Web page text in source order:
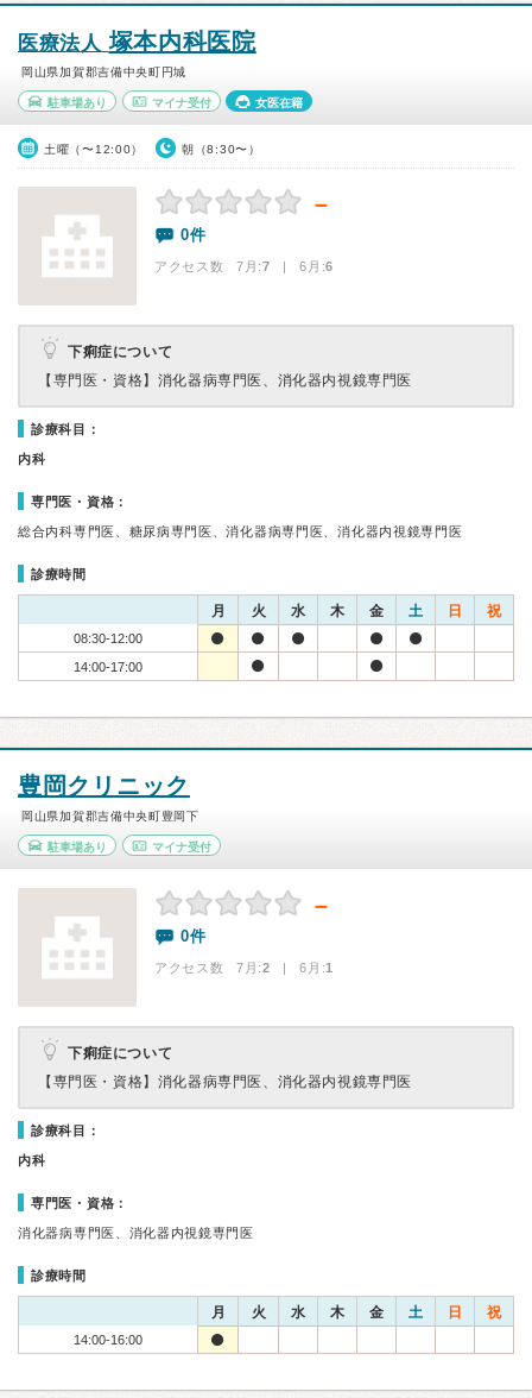
医療法人塚本内科医院
岡山県加賀郡吉備中央町円城
駐車場あり マイナ受付 女医在籍
土曜（〜12:00） 朝（8:30〜）
－
0件
アクセス数 7月:7 | 6月:6
下痢症について
【専門医・資格】 消化器病専門医、消化器内視鏡専門医
診療科目：
内科
専門医・資格：
総合内科専門医、糖尿病専門医、消化器病専門医、消化器内視鏡専門医
診療時間
月 火 水 木 金 土 日 祝
08:30-12:00
14:00-17:00
豊岡クリニック
岡山県加賀郡吉備中央町豊岡下
駐車場あり マイナ受付
－
0件
アクセス数 7月:2 | 6月:1
下痢症について
【専門医・資格】 消化器病専門医、消化器内視鏡専門医
診療科目：
内科
専門医・資格：
消化器病専門医、消化器内視鏡専門医
診療時間
月 火 水 木 金 土 日 祝
14:00-16:00